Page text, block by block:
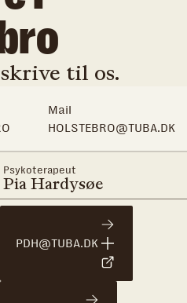
til os.
Mail
HOLSTEBRO@TUBA.DK
Psykoterapeut
Pia Hardysøe
PDH@TUBA.DK